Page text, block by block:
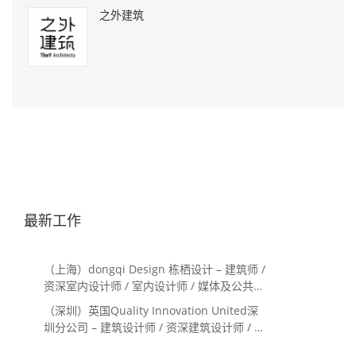
之外建筑
最新工作
（上海）dongqi Design 栋栖设计 – 建筑师 /
资深室内设计师 / 室内设计师 / 媒体及公共关
系主管 / 设计实习生（常年招聘）
（深圳）英国Quality Innovation United深
圳分公司 – 建筑设计师 / 资深建筑设计师 / 室